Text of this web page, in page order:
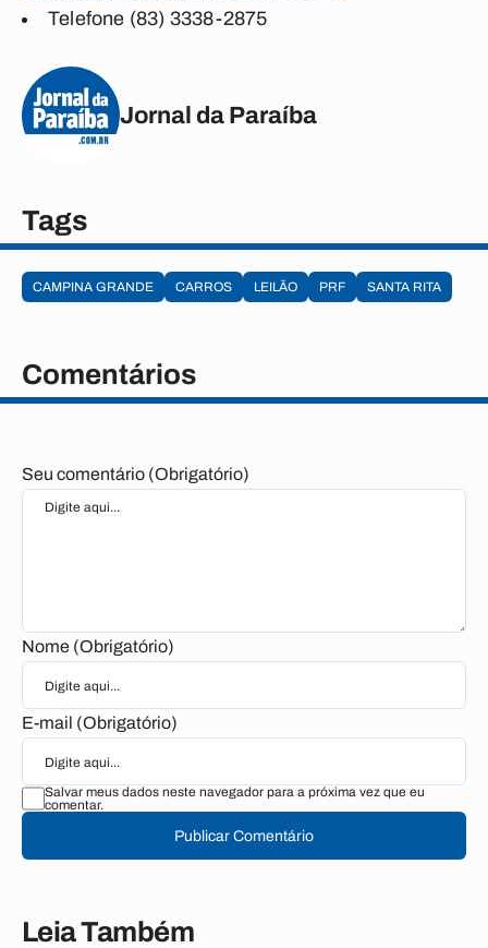
Telefone (83) 3338-2875
Jornal da Paraíba
Tags
CAMPINA GRANDE CARROS LEILÃO PRF SANTA RITA
Comentários
Seu comentário (Obrigatório)
Nome (Obrigatório)
E-mail (Obrigatório)
Salvar meus dados neste navegador para a próxima vez que eu
comentar.
Publicar Comentário
Leia Também